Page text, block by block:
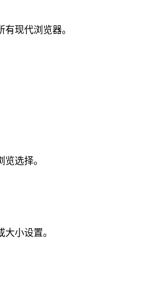
现代浏览器。
选择。
小设置。